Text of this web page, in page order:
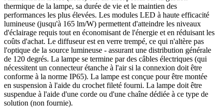
thermique de la lampe, sa durée de vie et le maintien des
performances les plus élevées. Les modules LED à haute efficacité
lumineuse (jusqu'à 165 lm/W) permettent d'atteindre les niveaux
d'éclairage requis tout en économisant de l'énergie et en réduisant les
coûts d'achat. Le diffuseur est en verre trempé, ce qui n'altère pas
l'optique de la source lumineuse - assurant une distribution générale
de 120 degrés. La lampe se termine par des câbles électriques (qui
nécessitent un connecteur étanche à l'air si la connexion doit être
conforme à la norme IP65). La lampe est conçue pour être montée
en suspension à l'aide du crochet fileté fourni. La lampe doit être
suspendue à l'aide d'une corde ou d'une chaîne dédiée à ce type de
solution (non fournie).